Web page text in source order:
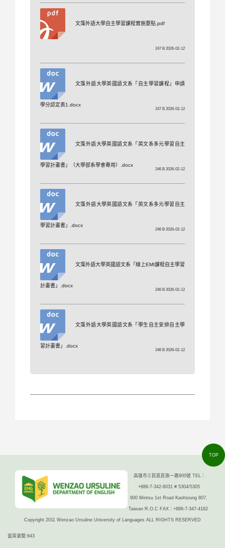
文藻外語大學自主學習課程實施要點.pdf
247 B 2026-02-12
文藻外語大學英國語文系「自主學習課程」申請
學分認定表1.docx
247 B 2026-02-12
文藻外語大學英國語文系「英文系多元學習自主
學習計畫書」（大學部系學會專用）.docx
246 B 2026-02-12
文藻外語大學英國語文系「英文系多元學習自主
學習計畫書」.docx
246 B 2026-02-12
文藻外語大學英國語文系「線上EMI課程自主學習
計畫書」.docx
246 B 2026-02-12
文藻外語大學英國語文系「學生自主安排自主學
習計畫書」.docx
246 B 2026-02-12
高雄市三民區民族一路900號 TEL：
+886-7-342-6031 # 5304/5305
900 Mintsu 1st Road Kaohsiung 807,
Taiwan R.O.C FAX：+886-7-347-4182
Copyright 2011 Wenzao Ursuline University of Languages ALL RIGHTS RESERVED
當頁瀏覽:643
TOP